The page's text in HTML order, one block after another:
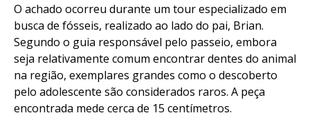
O achado ocorreu durante um tour especializado em
busca de fósseis, realizado ao lado do pai, Brian.
Segundo o guia responsável pelo passeio, embora
seja relativamente comum encontrar dentes do animal
na região, exemplares grandes como o descoberto
pelo adolescente são considerados raros. A peça
encontrada mede cerca de 15 centímetros.